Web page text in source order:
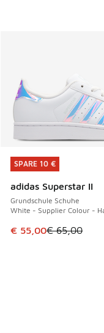
SPARE 10 €
adidas Superstar II
Grundschule Schuhe
White - Supplier Colour -
Dieser Artikel ist im
€ 55,00€ 65,00
SPARE 10 €